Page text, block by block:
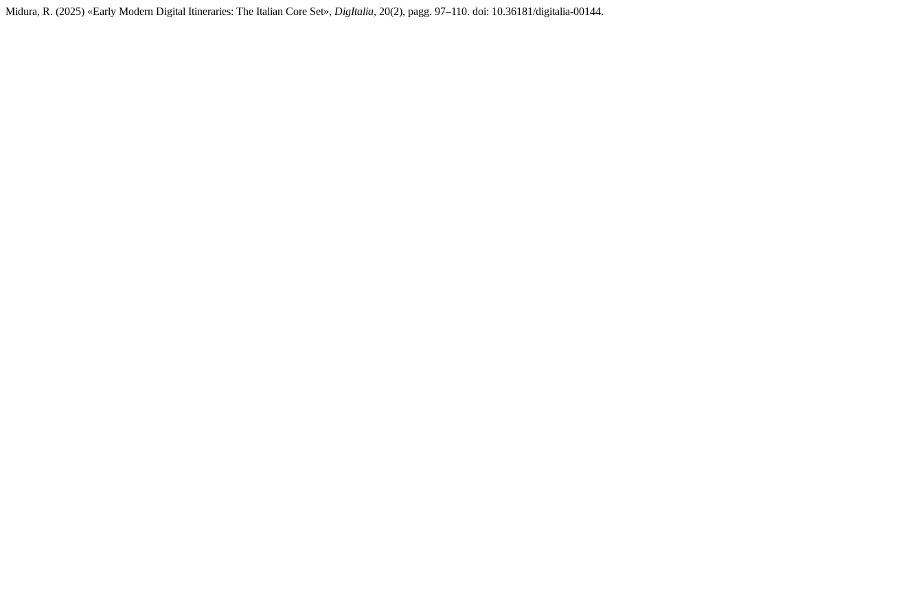
Midura, R. (2025) «Early Modern Digital Itineraries: The Italian Core Set», DigItalia, 20(2), pagg. 97–110. doi: 10.36181/digitalia-00144.